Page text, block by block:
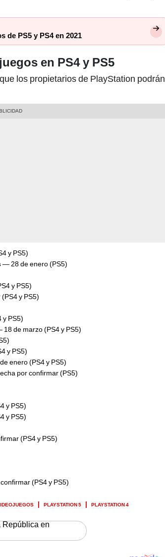
de PS5 y PS4 en 2021
en PS4 y PS5
los propietarios de PlayStation podrán
y PS5)
— 28 de enero (PS5)
y PS5)
y PS5)
y PS5)
18 de marzo (PS4 y PS5)
y PS5)
enero (PS4 y PS5)
por confirmar (PS5)
y PS5)
y PS5)
(PS4 y PS5)
(PS4 y PS5)
PLAYSTATION 5 PLAYSTATION 4
República en